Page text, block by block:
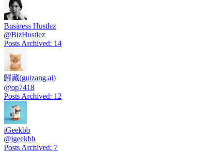
Business Hustlez
@BizHustlez
Posts Archived: 14
歸藏(guizang.ai)
@op7418
Posts Archived: 12
iGeekbb
@igeekbb
Posts Archived: 7